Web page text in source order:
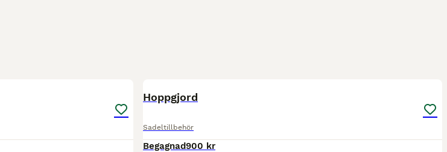
Hoppgjord
Sadeltillbehör
Begagnad900 kr